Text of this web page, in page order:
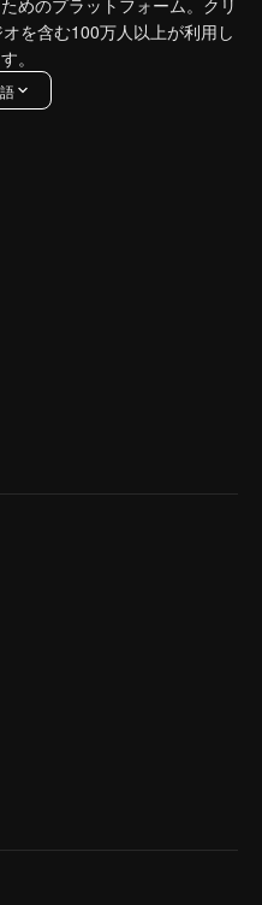
めのプラットフォーム。クリ
を含む100万人以上が利用し
。